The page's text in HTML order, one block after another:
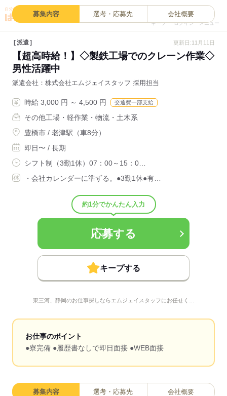
キープ ログイン メニュー
募集内容 選考・応募先 会社概要
派遣 更新日:11月11日
【超高時給！】◇製鉄工場でのクレーン作業◇
男性活躍中
派遣会社 株式会社エムジェイスタッフ 採用担当
時給 3,000 円 ～ 4,500 円 交通費一部支給
その他工場・軽作業・物流・土木系
豊橋市 / 老津駅（車8分）
即日〜 / 長期
シフト制（3勤1休）07：00～15：0…
・会社カレンダーに準ずる。●3勤1休●有…
約1分でかんたん入力
応募する
キープする
東三河、静岡のお仕事探しならエムジェイスタッフにお任せく…
お仕事のポイント
●寮完備 ●履歴書なしで即日面接 ●WEB面接
募集内容 選考・応募先 会社概要